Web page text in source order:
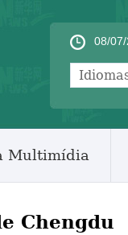
08/
Multimídia
Chengdu